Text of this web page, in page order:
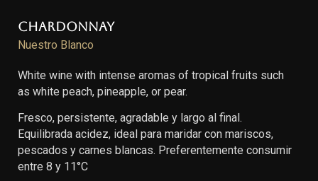
Chardonnay
Nuestro Blanco
White wine with intense aromas of tropical fruits such
as white peach, pineapple, or pear.
Fresco, persistente, agradable y largo al final.
Equilibrada acidez, ideal para maridar con mariscos,
pescados y carnes blancas. Preferentemente consumir
entre 8 y 11°C